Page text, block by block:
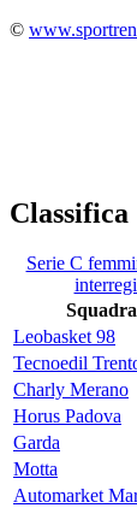
©
Classifica
Serie C
Squadra
Leobasket 98
Tecnoedil
Charly Merano
Horus Padova
Garda
Motta
Automarket